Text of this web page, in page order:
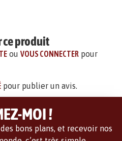
ce produit
ouVOUS CONNECTER pour
pour publier un avis.
MOI !
bons plans, et recevoir nos